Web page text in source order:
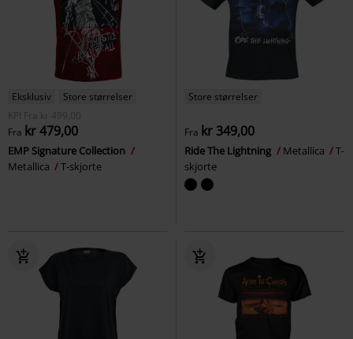
Eksklusiv
Store størrelser
KPI
Fra kr 499,00
Fra kr 479,00
EMP Signature Collection
Metallica
T-skjorte
Store størrelser
Fra kr 349,00
Ride The Lightning Metallica
T-
skjorte